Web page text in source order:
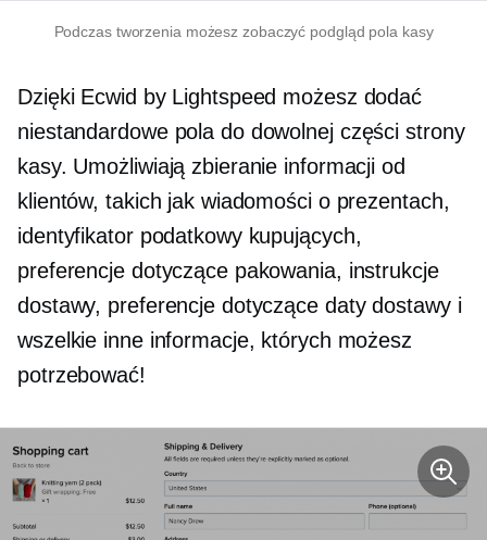
Podczas tworzenia możesz zobaczyć podgląd pola kasy
Dzięki Ecwid by Lightspeed możesz dodać
niestandardowe pola do dowolnej części strony
kasy. Umożliwiają zbieranie informacji od
klientów, takich jak wiadomości o prezentach,
identyfikator podatkowy kupujących,
preferencje dotyczące pakowania, instrukcje
dostawy, preferencje dotyczące daty dostawy i
wszelkie inne informacje, których możesz
potrzebować!